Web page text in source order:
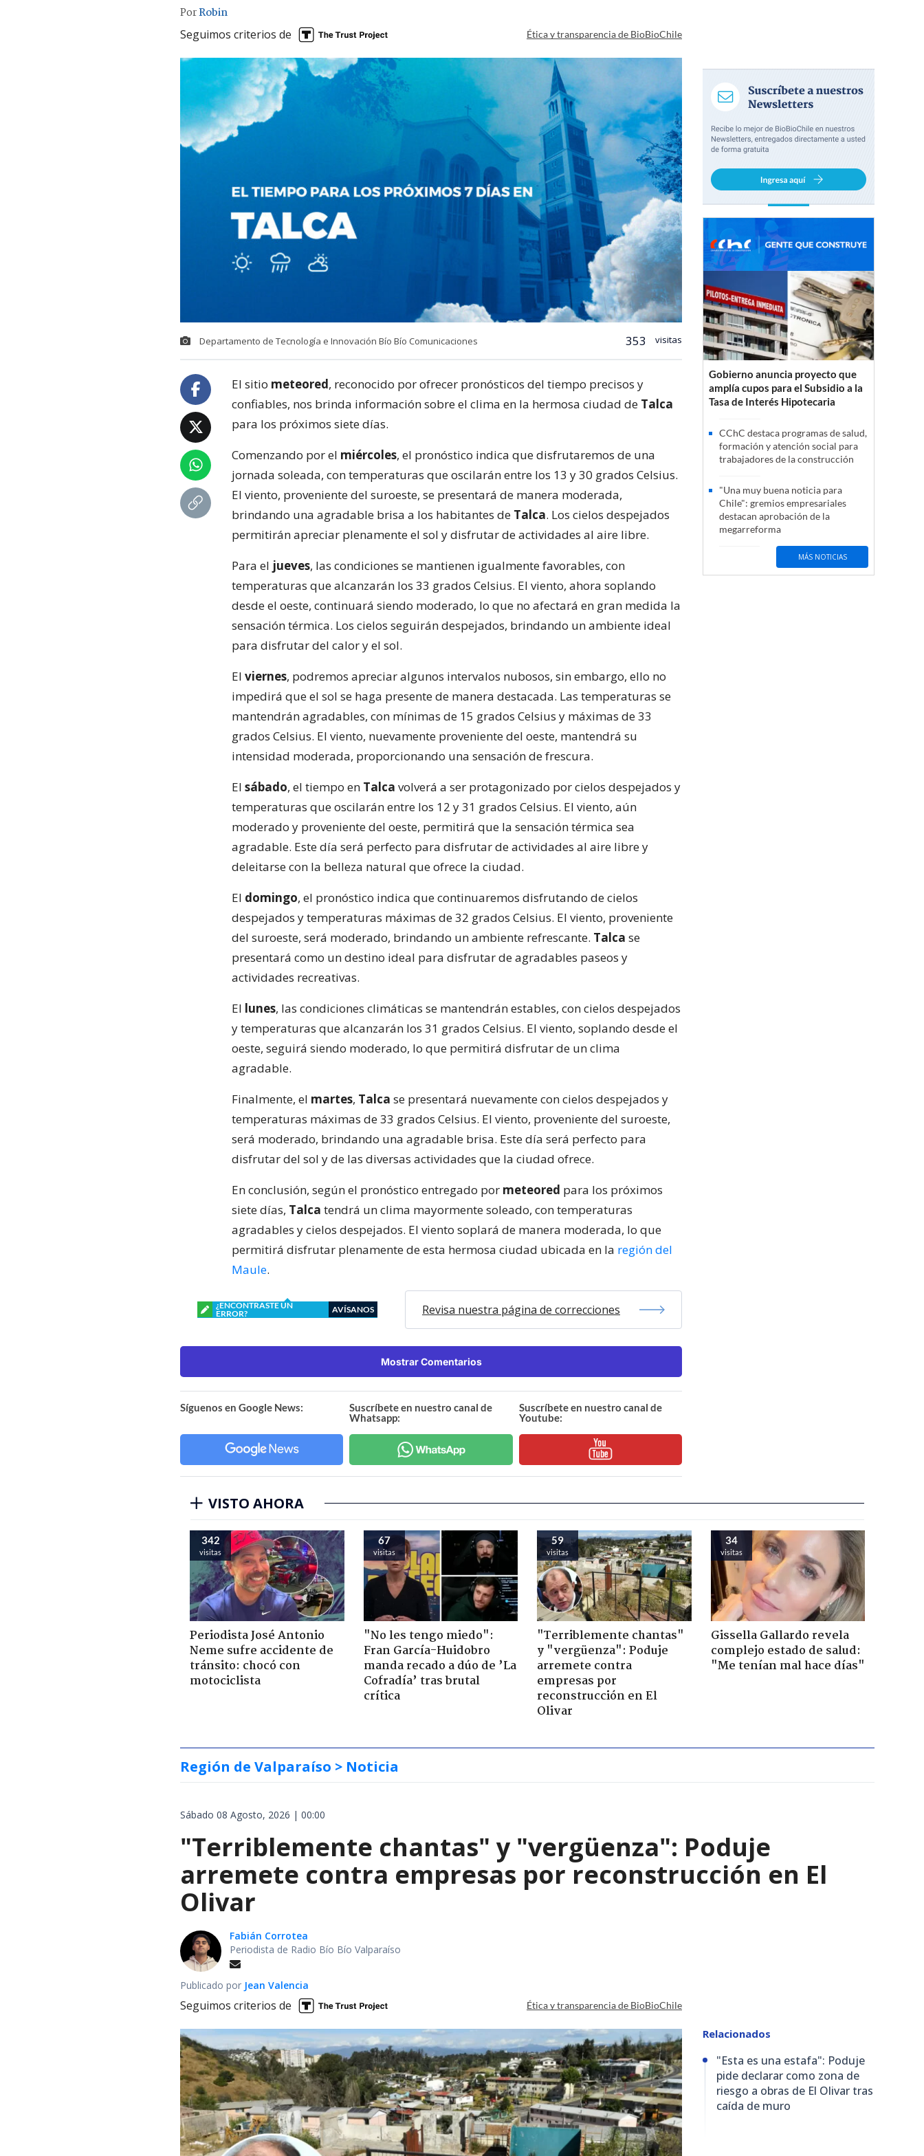
PorRobin
Seguimos criterios de Ética y transparencia de BioBioChile
Departamento de Tecnología e Innovación Bío Bío Comunicaciones 353 visitas
El sitio meteored, reconocido por ofrecer pronósticos del tiempo precisos y
confiables, nos brinda información sobre el clima en la hermosa ciudad de Talca
para los próximos siete días.
Comenzando por el miércoles, el pronóstico indica que disfrutaremos de una
jornada soleada, con temperaturas que oscilarán entre los 13 y 30 grados Celsius.
El viento, proveniente del suroeste, se presentará de manera moderada,
brindando una agradable brisa a los habitantes de Talca. Los cielos despejados
permitirán apreciar plenamente el sol y disfrutar de actividades al aire libre.
Para el jueves, las condiciones se mantienen igualmente favorables, con
temperaturas que alcanzarán los 33 grados Celsius. El viento, ahora soplando
desde el oeste, continuará siendo moderado, lo que no afectará en gran medida la
sensación térmica. Los cielos seguirán despejados, brindando un ambiente ideal
para disfrutar del calor y el sol.
El viernes, podremos apreciar algunos intervalos nubosos, sin embargo, ello no
impedirá que el sol se haga presente de manera destacada. Las temperaturas se
mantendrán agradables, con mínimas de 15 grados Celsius y máximas de 33
grados Celsius. El viento, nuevamente proveniente del oeste, mantendrá su
intensidad moderada, proporcionando una sensación de frescura.
El sábado, el tiempo en Talca volverá a ser protagonizado por cielos despejados y
temperaturas que oscilarán entre los 12 y 31 grados Celsius. El viento, aún
moderado y proveniente del oeste, permitirá que la sensación térmica sea
agradable. Este día será perfecto para disfrutar de actividades al aire libre y
deleitarse con la belleza natural que ofrece la ciudad.
El domingo, el pronóstico indica que continuaremos disfrutando de cielos
despejados y temperaturas máximas de 32 grados Celsius. El viento, proveniente
del suroeste, será moderado, brindando un ambiente refrescante. Talca se
presentará como un destino ideal para disfrutar de agradables paseos y
actividades recreativas.
El lunes, las condiciones climáticas se mantendrán estables, con cielos despejados
y temperaturas que alcanzarán los 31 grados Celsius. El viento, soplando desde el
oeste, seguirá siendo moderado, lo que permitirá disfrutar de un clima
agradable.
Finalmente, el martes, Talca se presentará nuevamente con cielos despejados y
temperaturas máximas de 33 grados Celsius. El viento, proveniente del suroeste,
será moderado, brindando una agradable brisa. Este día será perfecto para
disfrutar del sol y de las diversas actividades que la ciudad ofrece.
En conclusión, según el pronóstico entregado por meteored para los próximos
siete días, Talca tendrá un clima mayormente soleado, con temperaturas
agradables y cielos despejados. El viento soplará de manera moderada, lo que
permitirá disfrutar plenamente de esta hermosa ciudad ubicada en la región del
Maule.
¿ENCONTRASTE UN
ERROR?
AVÍSANOS Revisa nuestra página de correcciones
Mostrar Comentarios
Síguenos en Google News:
Suscríbete en nuestro canal de
Whatsapp:
Suscríbete en nuestro canal de
Youtube:
Gobierno anuncia proyecto que
amplía cupos para el Subsidio a la
Tasa de Interés Hipotecaria
CChC destaca programas de salud,
formación y atención social para
trabajadores de la construcción
"Una muy buena noticia para
Chile": gremios empresariales
destacan aprobación de la
megarreforma
MÁS NOTICIAS
VISTO AHORA
342
visitas
Periodista José Antonio
Neme sufre accidente de
tránsito: chocó con
motociclista
67
visitas
"No les tengo miedo":
Fran García-Huidobro
manda recado a dúo de ’La
Cofradía’ tras brutal
crítica
59
visitas
"Terriblemente chantas"
y "vergüenza": Poduje
arremete contra
empresas por
reconstrucción en El
Olivar
34
visitas
Gissella Gallardo revela
complejo estado de salud:
"Me tenían mal hace días"
Región de Valparaíso > Noticia
Sábado 08 Agosto, 2026 | 00:00
"Terriblemente chantas" y "vergüenza": Poduje
arremete contra empresas por reconstrucción en El
Olivar
Fabián Corrotea
Periodista de Radio Bío Bío Valparaíso
Publicado por Jean Valencia
Seguimos criterios de Ética y transparencia de BioBioChile
Relacionados
"Esta es una estafa": Poduje
pide declarar como zona de
riesgo a obras de El Olivar tras
caída de muro